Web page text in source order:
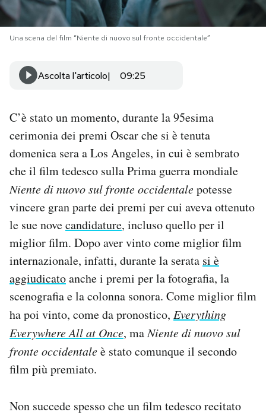
I MIEI PREFERITI
AREA PERSONALE
Area Personale
Newsletter
Notifiche mobile
Una scena del film “Niente di nuovo sul fronte occidentale”
Ascolta l'articolo 09:25
C’è stato un momento, durante la 95esima
cerimonia dei premi Oscar che si è tenuta
domenica sera a Los Angeles, in cui è sembrato
che il film tedesco sulla Prima guerra mondiale
Niente di nuovo sul fronte occidentalepotesse
vincere gran parte dei premi per cui aveva ottenuto
le sue novecandidature, incluso quello per il
miglior film. Dopo aver vinto come miglior film
internazionale, infatti, durante la serata si è
aggiudicatoanche i premi per la fotografia, la
scenografia e la colonna sonora. Come miglior film
ha poi vinto, come da pronostico, Everything
Everywhere All at Once, maNiente di nuovo sul
fronte occidentaleè stato comunque il secondo
film più premiato.
Non succede spesso che un film tedesco recitato